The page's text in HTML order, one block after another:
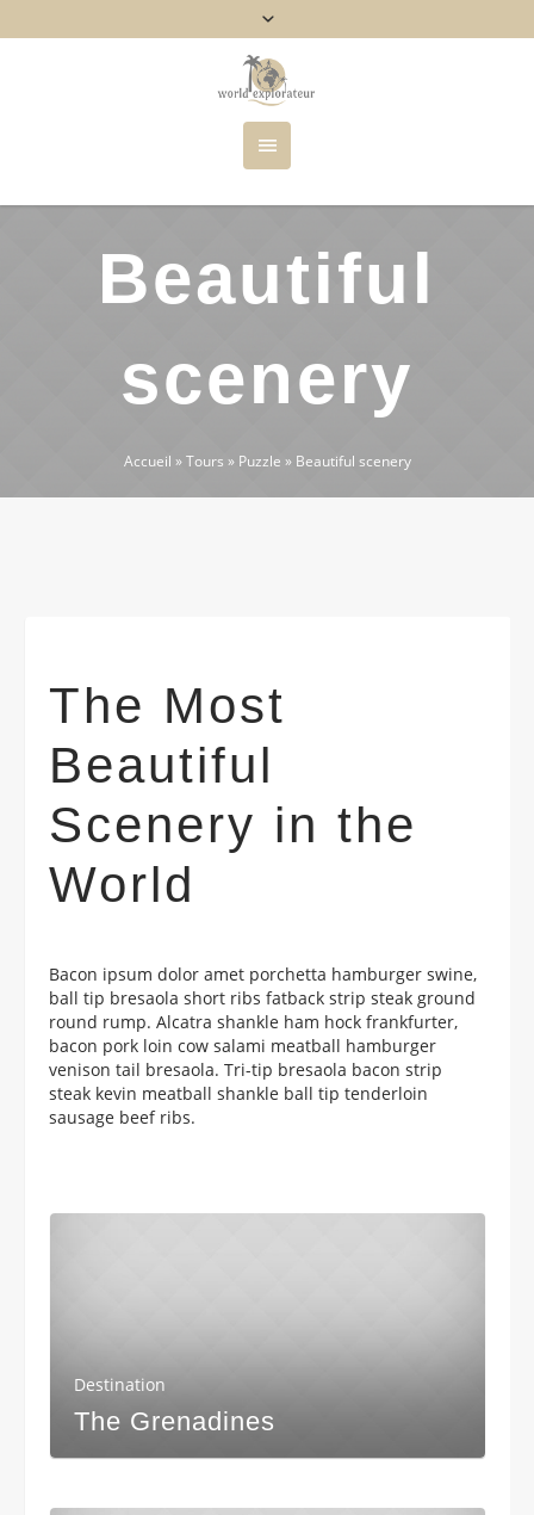
Beautiful
scenery
Accueil »Tours » Puzzle » Beautiful scenery
The Most
Beautiful
Scenery in the
World
Bacon ipsum dolor amet porchetta hamburger swine,
ball tip bresaola short ribs fatback strip steak ground
round rump. Alcatra shankle ham hock frankfurter,
bacon pork loin cow salami meatball hamburger
venison tail bresaola. Tri-tip bresaola bacon strip
steak kevin meatball shankle ball tip tenderloin
sausage beef ribs.
Destination
The Grenadines